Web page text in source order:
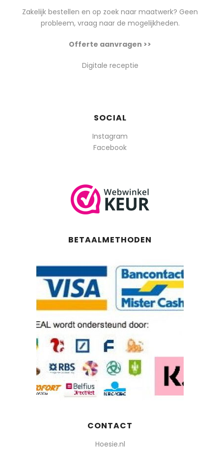
Zakelijk bestellen en op zoek naar maatwerk? Geen
probleem, vraag naar de mogelijkheden.
Offerte aanvragen >>
Digitale receptie
SOCIAL
Instagram
Facebook
BETAALMETHODEN
CONTACT
Hoesie.nl